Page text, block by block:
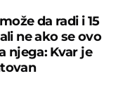
da radi i 15
ne ako se ovo
njega: Kvar je